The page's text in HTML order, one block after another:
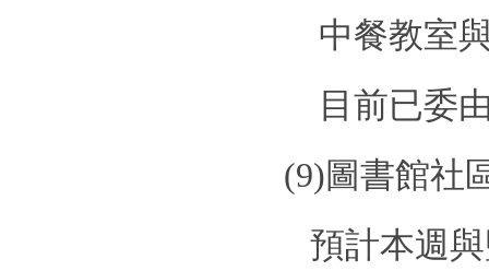
中餐教室
目前已委
(9)圖書館社
預計本週